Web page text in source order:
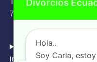
Teléfono: Oficina+593 4
785 6505
Email:
info@divorcios.ec
Divorcios
Hola..
Soy Carla,